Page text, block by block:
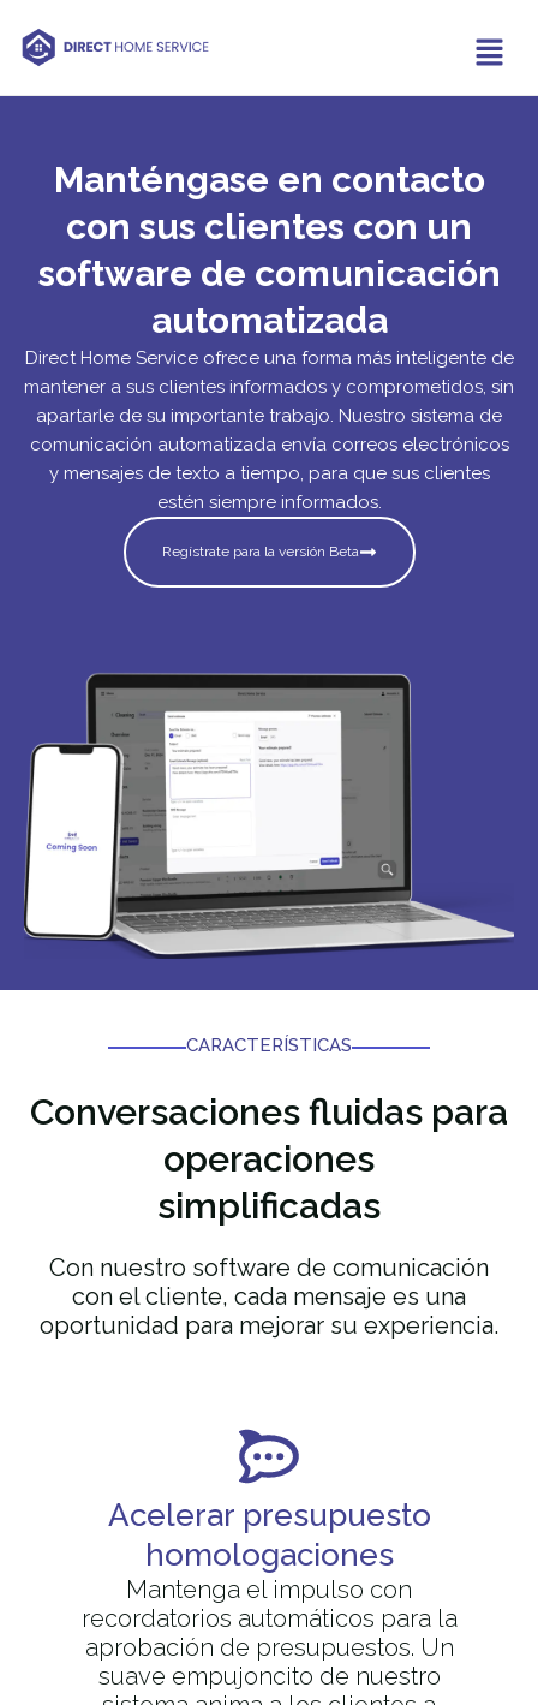
Manténgase en contacto
con sus clientes con un
software de comunicación
automatizada
Direct Home Service ofrece una forma más inteligente de
mantener a sus clientes informados y comprometidos, sin
apartarle de su importante trabajo. Nuestro sistema de
comunicación automatizada envía correos electrónicos
y mensajes de texto a tiempo, para que sus clientes
estén siempre informados.
Regístrate para la versión Beta
CARACTERÍSTICAS
Conversaciones fluidas para
operaciones
simplificadas
Con nuestro software de comunicación
con el cliente, cada mensaje es una
oportunidad para mejorar su experiencia.
Acelerar presupuesto
homologaciones
Mantenga el impulso con
recordatorios automáticos para la
aprobación de presupuestos. Un
suave empujoncito de nuestro